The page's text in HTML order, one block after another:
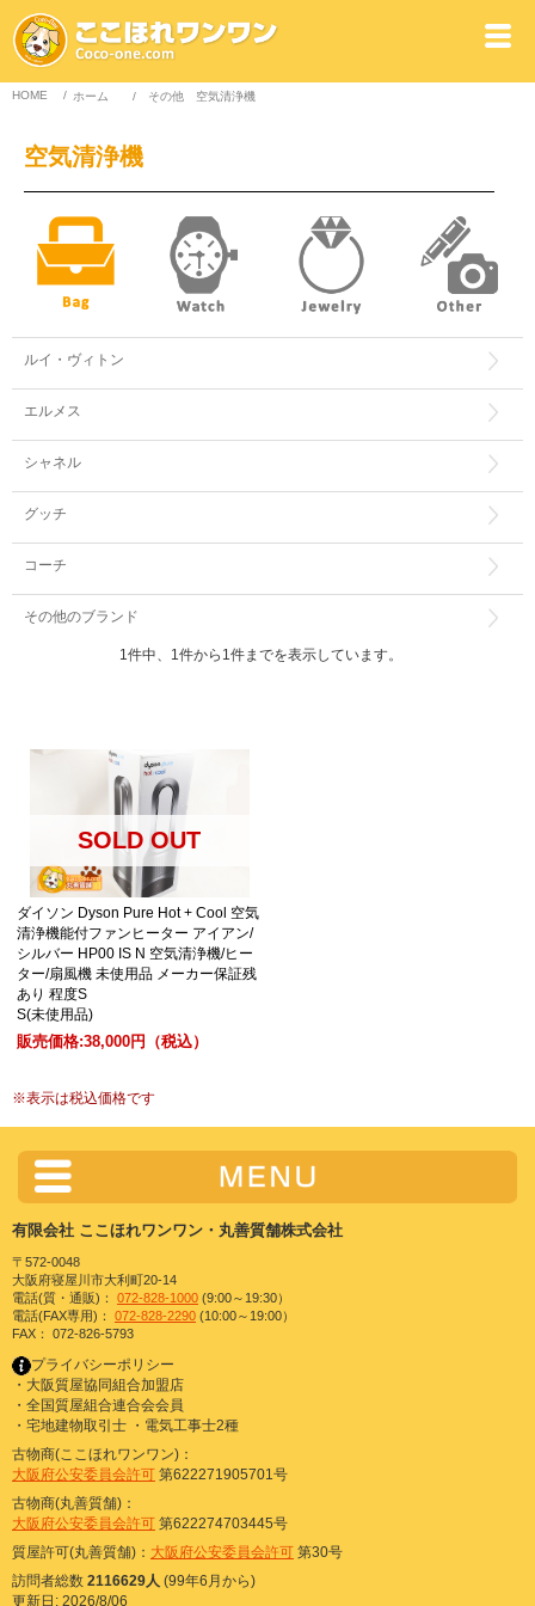
HOME / ホーム / その他 空気清浄機
空気清浄機
ルイ・ヴィトン
エルメス
シャネル
グッチ
コーチ
その他のブランド
1件中、1件から1件までを表示しています。
ダイソン Dyson Pure Hot + Cool 空気
清浄機能付ファンヒーター アイアン/
シルバー HP00 IS N 空気清浄機/ヒー
ター/扇風機 未使用品 メーカー保証残
あり 程度S
S(未使用品)
販売価格:38,000円 （税込）
SOLD OUT
※表示は税込価格です
有限会社 ここほれワンワン・丸善質舗株式会社
〒572-0048
大阪府寝屋川市大利町20-14
電話(質・通販)： 072-828-1000 (9:00～19:30）
電話(FAX専用)： 072-828-2290 (10:00～19:00）
FAX： 072-826-5793
プライバシーポリシー
・大阪質屋協同組合加盟店
・全国質屋組合連合会会員
・宅地建物取引士 ・電気工事士2種
古物商(ここほれワンワン)：
大阪府公安委員会許可 第622271905701号
古物商(丸善質舗)：
大阪府公安委員会許可 第622274703445号
質屋許可(丸善質舗)： 大阪府公安委員会許可 第30号
訪問者総数 2116629人 (99年6月から)
更新日: 2026/8/06